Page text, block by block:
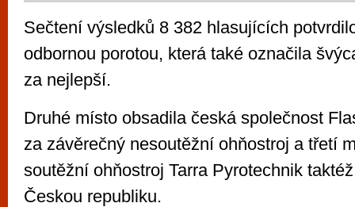
Sečtení výsledků 8 382 hlasujících
odbornou porotou, která také označila
za nejlepší.
Druhé místo obsadila česká společnost
za závěrečný nesoutěžní ohňostroj a třetí
soutěžní ohňostroj Tarra Pyrotechnik
Českou republiku.